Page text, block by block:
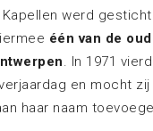
werd
één van de
. In 1971
en mocht
haar naam